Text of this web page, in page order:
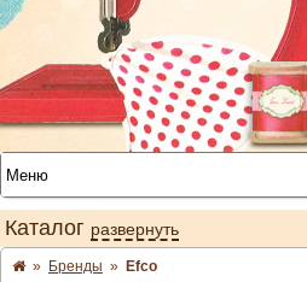
Каталог развернуть
» Бренды » Efco